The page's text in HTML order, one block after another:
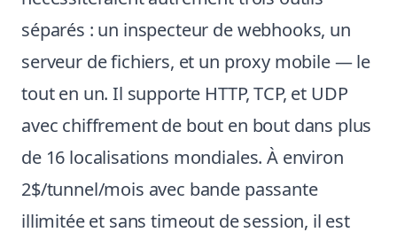
séparés : un inspecteur de webhooks, un
serveur de fichiers, et un proxy mobile — le
tout en un. Il supporte HTTP, TCP, et UDP
avec chiffrement de bout en bout dans plus
de 16 localisations mondiales. À environ
2$/tunnel/mois avec bande passante
illimitée et sans timeout de session, il est